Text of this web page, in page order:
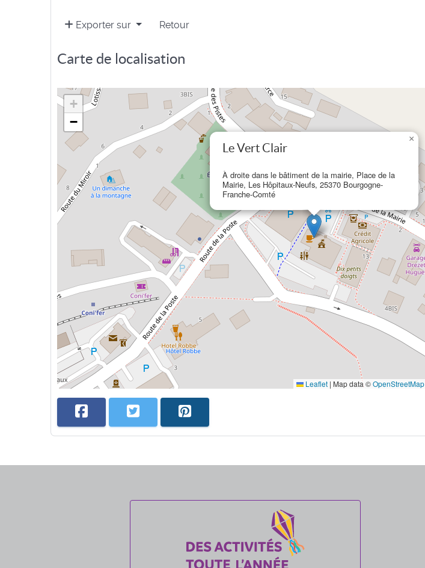
Exporter sur Retour
Carte de localisation
Le Vert Clair
À droite dans le bâtiment de la mairie, Place de la
Mairie, Les Hôpitaux-Neufs, 25370 Bourgogne-
Franche-Comté
×
+
−
Leaflet | Map data ©OpenStreetMap